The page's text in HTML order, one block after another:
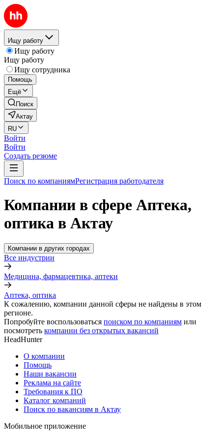
Ищу работу
Ищу работу
Ищу работу
Ищу сотрудника
Помощь
Ещё
Поиск
Актау
RU
Войти
Войти
Создать резюме
Поиск по компаниямРегистрация работодателя
Компании в сфере Аптека,
оптика в Актау
Компании в других городах
Все индустрии
Медицина, фармацевтика, аптеки
Аптека, оптика
К сожалению, компании данной сферы не найдены в этом
регионе.
Попробуйте воспользоваться поиском по компаниям или
посмотреть компании без открытых вакансий
HeadHunter
О компании
Помощь
Наши вакансии
Реклама на сайте
Требования к ПО
Каталог компаний
Поиск по вакансиям в Актау
Мобильное приложение